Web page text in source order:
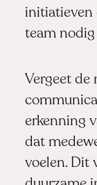
initiatieven
team nodig
Vergeet de
erkenning
dat
voelen. Dit